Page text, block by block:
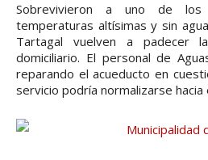
Sobrevivieron a uno de los
temperaturas altísimas y sin
Tartagal vuelven a padecer
domiciliario. El personal de
reparando el acueducto en
servicio podría normalizarse